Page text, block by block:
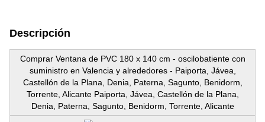
Descripción
Comprar Ventana de PVC 180 x 140 cm - oscilobatiente con
suministro en Valencia y alrededores - Paiporta, Jávea,
Castellón de la Plana, Denia, Paterna, Sagunto, Benidorm,
Torrente, Alicante Paiporta, Jávea, Castellón de la Plana,
Denia, Paterna, Sagunto, Benidorm, Torrente, Alicante